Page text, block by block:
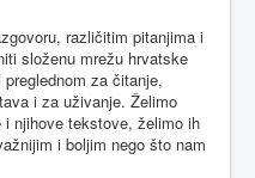
različitim pitanjima i
složenu mrežu hrvatske
za čitanje,
i za uživanje. Želimo
njihove tekstove, želimo ih
i boljim nego što nam